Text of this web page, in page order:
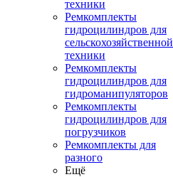
техники
Ремкомплекты
гидроцилиндров для
сельскохозяйственной
техники
Ремкомплекты
гидроцилиндров для
гидроманипуляторов
Ремкомплекты
гидроцилиндров для
погрузчиков
Ремкомплекты для
разного
Ещё